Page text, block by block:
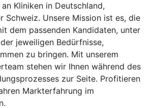
Kliniken in Deutschland,
Schweiz. Unsere Mission ist es, die
dem passenden Kandidaten, unter
jeweiligen Bedürfnisse,
zu bringen. Mit unserem
stehen wir Ihnen während des
zur Seite. Profitieren
Markterfahrung im